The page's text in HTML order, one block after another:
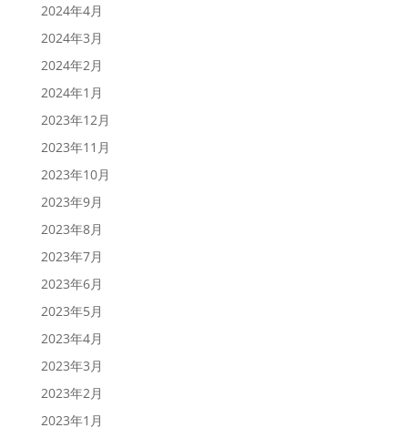
2024年4月
2024年3月
2024年2月
2024年1月
2023年12月
2023年11月
2023年10月
2023年9月
2023年8月
2023年7月
2023年6月
2023年5月
2023年4月
2023年3月
2023年2月
2023年1月